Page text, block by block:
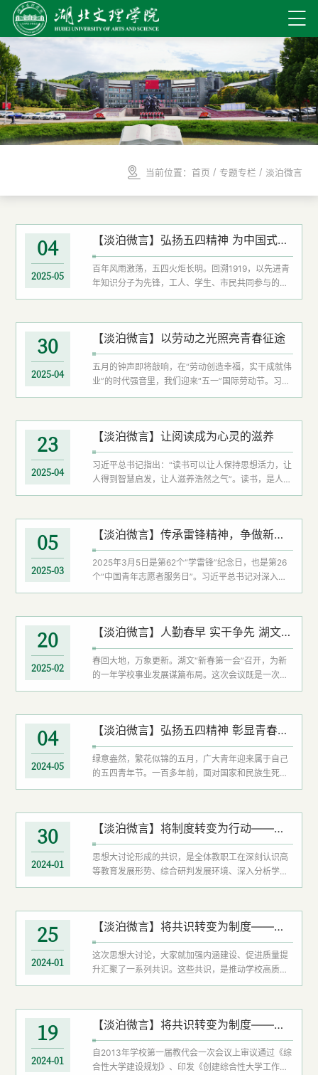
当前位置： 首页 / 专题专栏 / 淡泊微言
04
2025-05
【淡泊微言】弘扬五四精神 为中国式现代化挺膺担当
百年风雨激荡，五四火炬长明。回溯1919，以先进青
年知识分子为先锋，工人、学生、市民共同参与的爱
国运动，高举“外争主权、内除国贼”的旗帜，以彻底
历史篇章。习近平总书记指出：“新时代中国青年要继
续发扬五四精神，以实现中华民族伟大复兴为己任，
不辜负党的期望、人民期待、民族重托，不辜负我们
这个伟大时代。”在全面建设社会主义现代化国家的新
征程中，新时代青年当以五四精神为帆，...
30
2025-04
【淡泊微言】以劳动之光照亮青春征途
五月的钟声即将敲响，在“劳动创造幸福，实干成就伟
业”的时代强音里，我们迎来“五一”国际劳动节。习近
平总书记强调：“劳动是一切幸福的源泉。”在校园
——躬耕园里的青春身影俯身耕耘，志愿服务活动中
的青年足迹遍布街巷阡陌，实践课堂上的创新思维碰
撞出智慧火花。隆中山下，劳动正成为新时代青年大
学生最亮丽的成长底色。以劳动之犁耕青春之田：让
成长在实践中拔节果蔬田园错落有致，...
23
2025-04
【淡泊微言】让阅读成为心灵的滋养
习近平总书记指出：“读书可以让人保持思想活力，让
人得到智慧启发，让人滋养浩然之气”。读书，是人类
文明跨越时空的对话载体，是文明传承的重要纽带。
的诗卷到明清市井的话本，书籍始终承载着思想的重
量。阅读不仅是知识的积淀，更是精神的交流。在书
页间，我们会时常叩问：为什么读书？王阳明曾提
出：“夫学贵得之于心。求之于心而非也，虽其言之出
于孔子，不敢以为是也”。这揭示了读书治学的核心在
于内心的体悟与思辨，...
05
2025-03
【淡泊微言】传承雷锋精神，争做新时代的追“锋”人
2025年3月5日是第62个“学雷锋”纪念日，也是第26
个“中国青年志愿者服务日”。习近平总书记对深入开
展学雷锋活动作出重要指示强调，新征程上，要深刻
更加璀璨的光芒。湖文青年应将习近平总书记的殷切
期望铭记于心，作为提升理论涵养与实践能力的行动
指引，把雷锋精神融入个人价值追求，化作日常行动
的自觉遵循，矢志不渝地成为雷锋精神的传承者和践
行者。弘扬和践行雷锋精神，湖文青年应胸怀“...
20
2025-02
【淡泊微言】人勤春早 实干争先 湖文“新春第一会”吹响奋进冲锋号
春回大地，万象更新。湖文“新春第一会”召开，为新
的一年学校事业发展谋篇布局。这次会议既是一次工
作部署会，更是一次凝聚共识、鼓舞士气的动员会，
新的历史起点上，我们要以更加昂扬的斗志、更加务
实的作风，为学校事业高质量发展贡献智慧和力量，
积极为湖北加快建成中部地区崛起重要战略支点作出
湖文贡献。争做善抓机遇的思想者。
04
2024-05
【淡泊微言】弘扬五四精神 彰显青春风采
绿意盎然，繁花似锦的五月，广大青年迎来属于自己
的五四青年节。一百多年前，面对国家和民族生死存
亡，一批爱国青年挺身而出，誓死捍卫民族尊严，于
来，在以爱国、进步、民主、科学为主要内容的伟大
“五四精神”激励下，一代又一代中国青年接续奋斗、
凯歌前行，积极投身党领导的革命、建设、改革伟大
事业，用青春之我创造青春之中国、青春之民族。生
逢伟大时代，承载光荣使命，当...
30
2024-01
【淡泊微言】将制度转变为行动——三论思想大讨论
思想大讨论形成的共识，是全体教职工在深刻认识高
等教育发展形势、综合研判发展环境、深入分析学校
现状的基础上，提出的一系列新策略、新举措。将共
果，实现学校事业质的飞跃，让思想之花结出发展之
果，关键在于将制度转变为行动。行动是对思想大讨
论成效的检验。实践是检验真理的唯一标准。检验思
想大讨论的成效，行动是最有力的回答。我们要坚持
马克思主义的实践观，坚持实事求...
25
2024-01
【淡泊微言】将共识转变为制度——二论思想大讨论
这次思想大讨论，大家就加强内涵建设、促进质量提
升汇聚了一系列共识。这些共识，是推动学校高质量
发展坚强的思想基石。当前的一项重要任务，就是将
动学校事业高质量发展。共识成果汇聚的智慧理念，
能为制度创新提供原动力。所有共识都需要制度和体
系来确保达成，让共识价值观深入人心、转变成人们
自觉行为。我们要把共识理念融入学校内涵建设，构
建系统完备、科学规范、运行有...
19
2024-01
【淡泊微言】将共识转变为制度——二论思想大讨论
自2013年学校第一届教代会一次会议上审议通过《综
合性大学建设规划》、印发《创建综合性大学工作方